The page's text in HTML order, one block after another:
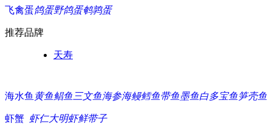
飞禽蛋鸽蛋野鸽蛋鹌鹑蛋
推荐品牌
天寿
海水鱼 黄鱼鲳鱼 三文鱼海参海鳗鳕鱼带鱼墨鱼白多宝鱼笋壳鱼
虾蟹 虾仁大明虾鲜带子